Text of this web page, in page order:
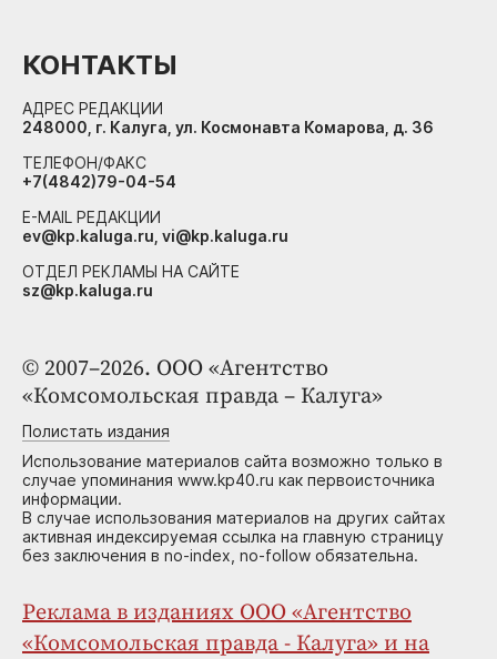
© 2007–2026. ООО «Агентство
«Комсомольская правда – Калуга»
Полистать издания
Использование материалов сайта возможно только в
случае упоминания www.kp40.ru как первоисточника
информации.
В случае использования материалов на других сайтах
активная индексируемая ссылка на главную страницу
без заключения в no-index, no-follow обязательна.
Реклама в изданиях ООО «Агентство
«Комсомольская правда - Калуга» и на
КОНТАКТЫ
АДРЕС РЕДАКЦИИ
248000, г. Калуга, ул. Космонавта Комарова, д. 36
ТЕЛЕФОН/ФАКС
+7(4842)79-04-54
E-MAIL РЕДАКЦИИ
ev@kp.kaluga.ru, vi@kp.kaluga.ru
ОТДЕЛ РЕКЛАМЫ НА САЙТЕ
sz@kp.kaluga.ru